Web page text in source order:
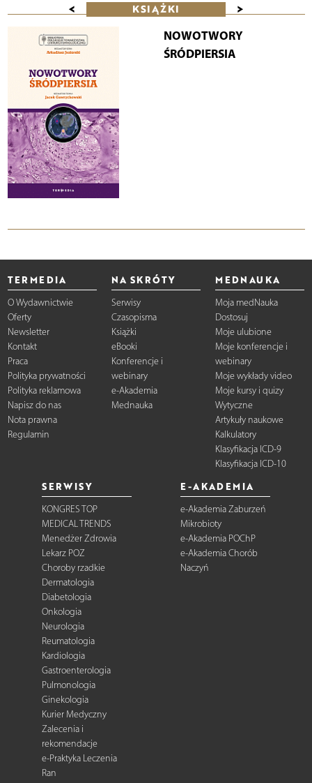
< KSIĄŻKI >
NOWOTWORY
ŚRÓDPIERSIA
TERMEDIA
O Wydawnictwie
Oferty
Newsletter
Kontakt
Praca
Polityka prywatności
Polityka reklamowa
Napisz do nas
Nota prawna
Regulamin
NA SKRÓTY
Serwisy
Czasopisma
Książki
eBooki
Konferencje i
webinary
e-Akademia
Mednauka
MEDNAUKA
Moja medNauka
Dostosuj
Moje ulubione
Moje konferencje i
webinary
Moje wykłady video
Moje kursy i quizy
Wytyczne
Artykuły naukowe
Kalkulatory
Klasyfikacja ICD-9
Klasyfikacja ICD-10
SERWISY
KONGRES TOP
MEDICAL TRENDS
Menedżer Zdrowia
Lekarz POZ
Choroby rzadkie
Dermatologia
Diabetologia
Onkologia
Neurologia
Reumatologia
Kardiologia
Gastroenterologia
Pulmonologia
Ginekologia
Kurier Medyczny
Zalecenia i
rekomendacje
e-Praktyka Leczenia
Ran
E-AKADEMIA
e-Akademia Zaburzeń
Mikrobioty
e-Akademia POChP
e-Akademia Chorób
Naczyń